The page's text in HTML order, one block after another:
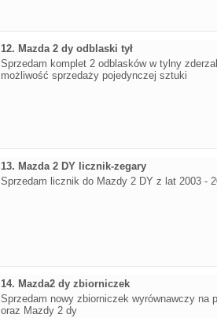
12. Mazda 2 dy odblaski tył
Sprzedam komplet 2 odblasków w tylny
możliwość sprzedaży pojedynczej sztuki
13. Mazda 2 DY licznik-zegary
Sprzedam licznik do Mazdy 2 DY z lat 2003 -
14. Mazda2 dy zbiorniczek
Sprzedam nowy zbiorniczek wyrównawczy na
oraz Mazdy 2 dy